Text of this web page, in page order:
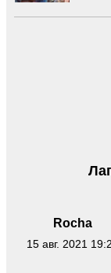
Rocha
15 авг. 2021